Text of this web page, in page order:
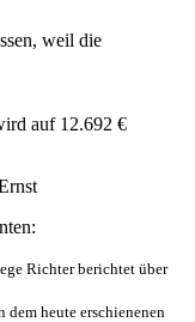
weil die
auf 12.692 €
Richter berichtet über
dem heute erschienenen